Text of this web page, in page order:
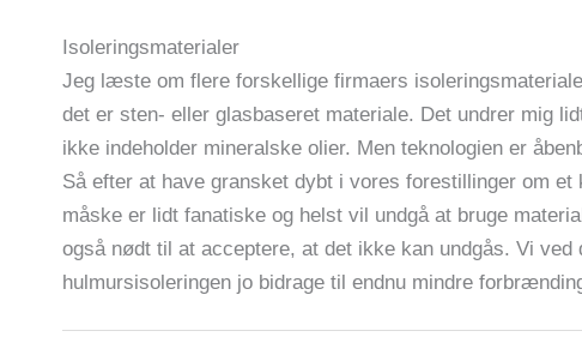
Isoleringsmaterialer
Jeg læste om flere forskellige firmaers
det er sten- eller glasbaseret materiale. Det undrer mig
ikke indeholder mineralske olier. Men teknologien er
Så efter at have gransket dybt i vores forestillinger om
måske er lidt fanatiske og helst vil undgå at bruge
også nødt til at acceptere, at det ikke kan undgås. Vi
hulmursisoleringen jo bidrage til endnu mindre